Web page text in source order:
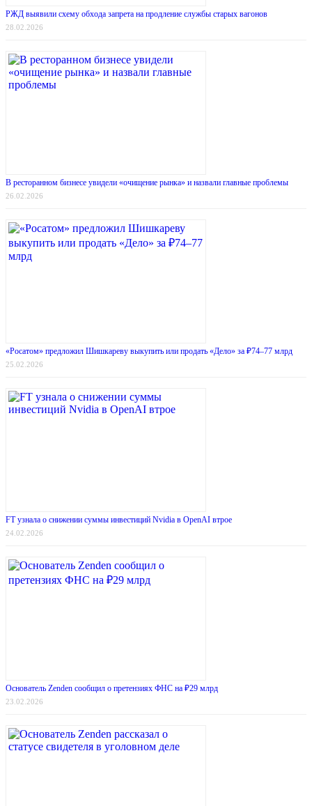
РЖД выявили схему обхода запрета на продление службы старых вагонов
28.02.2026
В ресторанном бизнесе увидели «очищение рынка» и назвали главные проблемы
26.02.2026
«Росатом» предложил Шишкареву выкупить или продать «Дело» за ₽74–77 млрд
25.02.2026
FT узнала о снижении суммы инвестиций Nvidia в OpenAI втрое
24.02.2026
Основатель Zenden сообщил о претензиях ФНС на ₽29 млрд
23.02.2026